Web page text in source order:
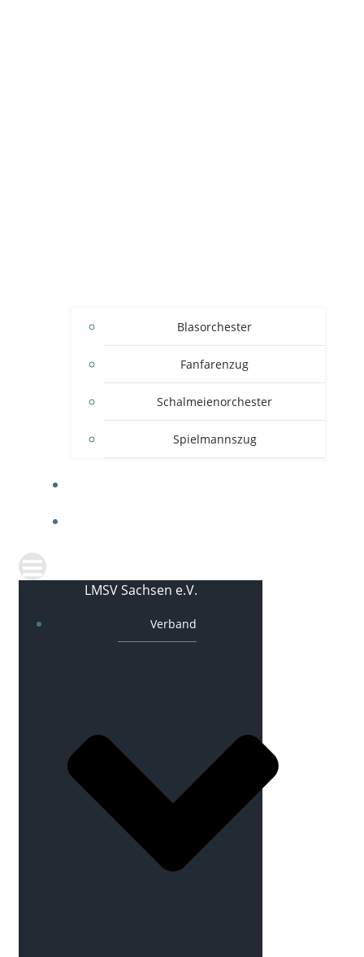
Blasorchester
Fanfarenzug
Schalmeienorchester
Spielmannszug
LMSV Sachsen e.V.
Verband